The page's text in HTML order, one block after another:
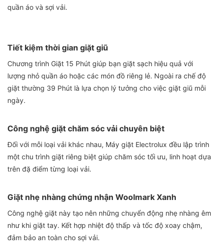
quần áo và sợi vải.
Tiết kiệm thời gian giặt giũ
Chương trình Giặt 15 Phút giúp bạn giặt sạch hiệu quả với
lượng nhỏ quần áo hoặc các món đồ riêng lẻ. Ngoài ra chế độ
giặt thường 39 Phút là lựa chọn lý tưởng cho việc giặt giũ mỗi
ngày.
Công nghệ giặt chăm sóc vải chuyên biệt
Đối với mỗi loại vải khác nhau, Máy giặt Electrolux đều lập trình
một chu trình giặt riêng biệt giúp chăm sóc tối ưu, linh hoạt dựa
trên đặ điểm từng loại vải.
Giặt nhẹ nhàng chứng nhận Woolmark Xanh
Công nghệ giặt này tạo nên những chuyển động nhẹ nhàng êm
như khi giặt tay. Kết hợp nhiệt độ thấp và tốc độ xoay chậm,
đảm bảo an toàn cho sợi vải.